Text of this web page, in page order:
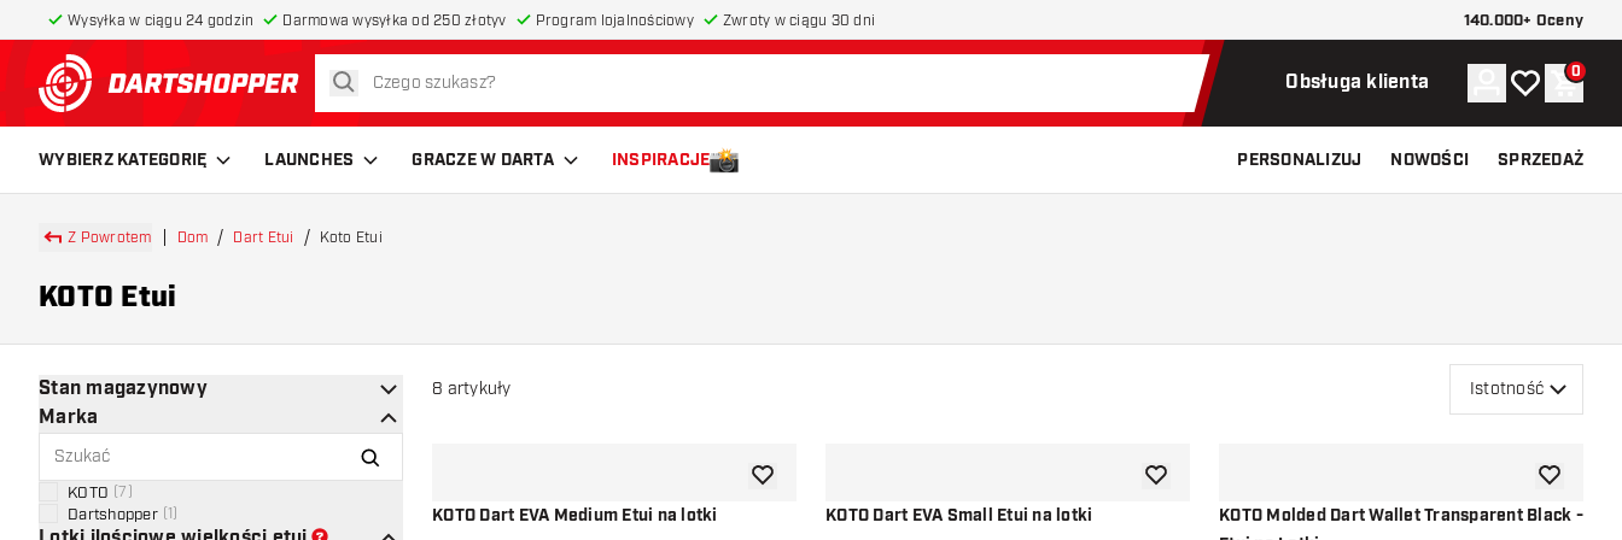
Wysyłka w ciągu 24 godzin Darmowa wysyłka od 250 złotyv Program lojalnościowy Zwroty w ciągu 30 dni 140.000+ Oceny
powrót do strony głównej
szukaj Obsługa klienta Konto
Moja listaKoszyk
0
WYBIERZ KATEGORIĘ LAUNCHES GRACZE W DARTA INSPIRACJE PERSONALIZUJ NOWOŚCI SPRZEDAŻ
Z Powrotem Dom Dart Etui Koto Etui
KOTO Etui
Stan magazynowy
Marka
KOTO (7
Dartshopper 1
8 artykuły Istotność
KOTO Dart EVA Medium Etui na lotki
dodaj do listy życzeń
KOTO Dart EVA Small Etui na lotki
dodaj do listy życzeń
KOTO Molded Dart Wallet Transparent Black -
dodaj do